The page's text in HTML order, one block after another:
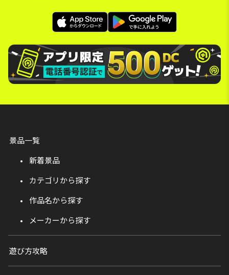
景品一覧
新着景品
カテゴリから探す
作品名から探す
メーカーから探す
遊び方攻略